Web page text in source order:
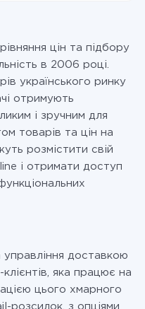
про
цін та підбору
в 2006 році.
українського ринку
отримують
і зручним для
товарів та цін на
розмістити свій
і отримати доступ
доставкою
яка працює на
цього хмарного
розсилок, з опціями